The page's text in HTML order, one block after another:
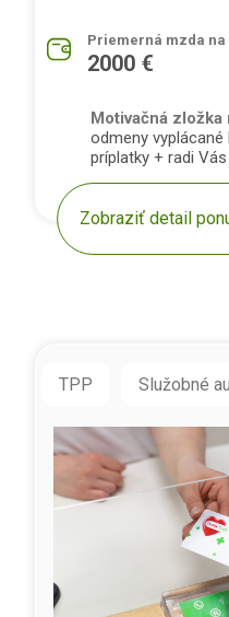
Priemerná mzda
2000 €
Motivačná zložka
odmeny
príplatky + radi
Zobraziť detail
TPP Služobné